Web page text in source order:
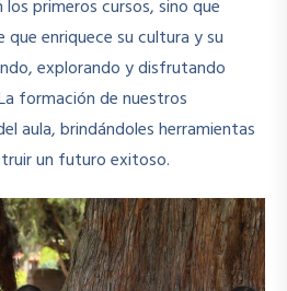
primeros cursos, sino que
enriquece su cultura y su
explorando y disfrutando
formación de nuestros
aula, brindándoles herramientas
un futuro exitoso.